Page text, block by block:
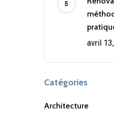
avril
Catégories
Architecture